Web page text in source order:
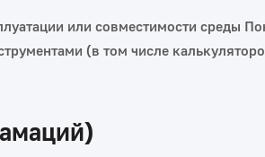
или совместимости среды
(в том числе